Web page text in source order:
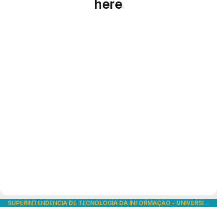
here
SUPERINTENDÊNCIA DE TECNOLOGIA DA INFORMAÇÃO - UNIVERSIDADE DE SÃO PAULO